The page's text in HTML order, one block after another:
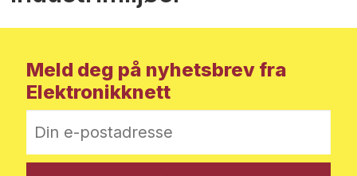
Meld deg på nyhetsbrev fra
Elektronikknett